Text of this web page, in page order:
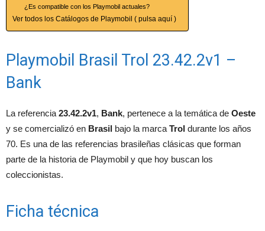
¿Es compatible con los Playmobil actuales?
Ver todos los Catálogos de Playmobil ( pulsa aquí )
Playmobil Brasil Trol 23.42.2v1 –
Bank
La referencia 23.42.2v1, Bank, pertenece a la temática de Oeste
y se comercializó en Brasil bajo la marca Trol durante los años
70. Es una de las referencias brasileñas clásicas que forman
parte de la historia de Playmobil y que hoy buscan los
coleccionistas.
Ficha técnica